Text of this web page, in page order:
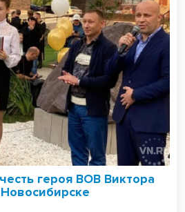
героя ВОВ Виктора